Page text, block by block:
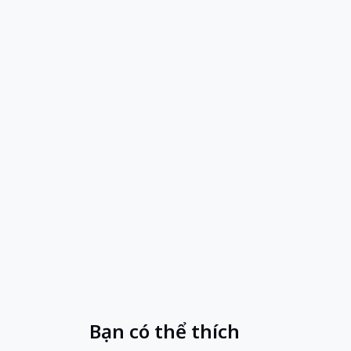
Bạn có thể thích